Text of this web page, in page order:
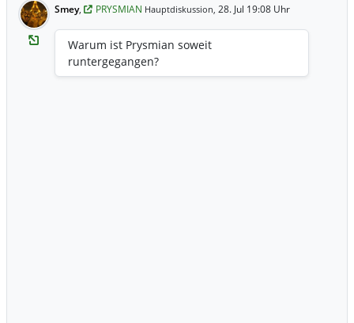
Smey, PRYSMIAN Hauptdiskussion, 28. Jul 19:08 Uhr
Warum ist Prysmian soweit
runtergegangen?